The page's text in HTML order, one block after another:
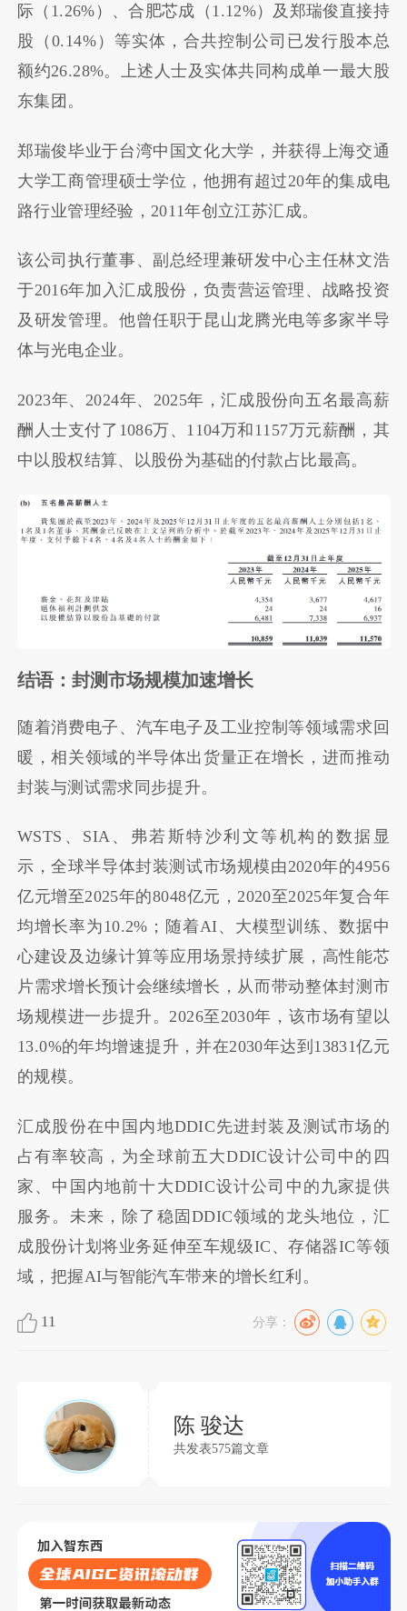
际（1.26%）、合肥芯成（1.12%）及郑瑞俊直接持
股（0.14%）等实体，合共控制公司已发行股本总
额约26.28%。上述人士及实体共同构成单一最大股
东集团。
郑瑞俊毕业于台湾中国文化大学，并获得上海交通
大学工商管理硕士学位，他拥有超过20年的集成电
路行业管理经验，2011年创立江苏汇成。
该公司执行董事、副总经理兼研发中心主任林文浩
于2016年加入汇成股份 ，负责营运管理、战略投资
及研发管理。他曾任职于昆山龙腾光电等多家半导
体与光电企业。
2023年、2024年、2025年，汇成股份向 五名最高薪
酬人士支付了1086万、1104万和1157万元薪酬，其
中以股权结算、以股份为基础的付款占比最高。
结语：封测市场规模加速增长
随着消费电子、汽车电子及工业控制等领域需求回
暖，相关领域的半导体出货量正在增长，进而推动
封装与测试需求同步提升。
WSTS、SIA、弗若斯特沙利文等机构的数据显
示，全球半导体封装测试市场规模由2020年的4956
亿元增至2025年的8048亿元 ，2020至2025年复合年
均增长率为10.2%；随着AI、大模型训练、数据中
心建设及边缘计算等应用场景持续扩展，高性能芯
片需求增长预计会继续增长，从而带动整体封测市
场规模进一步提升。2026至2030年，该市场有望以
13.0%的年均增速提升，并在2030年达到 13831亿元
的规模。
汇成股份在中国内地DDIC先进封装及测试市场的
占有率较高，为全球前五大DDIC设计公司中的四
家、中国内地前十大DDIC设计公司中的九家提供
服务。未来，除了稳固DDIC领域的龙头地位，汇
成股份计划将业务延伸至车规级IC、存储器IC等领
域，把握AI与智能汽车带来的增长红利。
11 分享：
陈 骏达
共发表575篇文章